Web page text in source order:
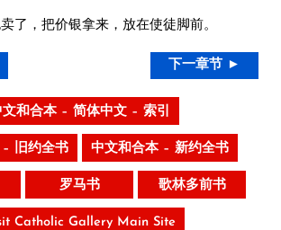
了，把价银拿来，放在使徒脚前。
下一章节 ►
文和合本 – 简体中文 – 索引
旧约全书 中文和合本 – 新约全书
罗马书 歌林多前书
Catholic Gallery Main Site